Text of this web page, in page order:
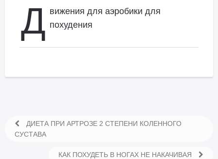
Д вижения для аэробики для
похудения
ДИЕТА ПРИ АРТРОЗЕ 2 СТЕПЕНИ КОЛЕННОГО
СУСТАВА
КАК ПОХУДЕТЬ В НОГАХ НЕ НАКАЧИВАЯ